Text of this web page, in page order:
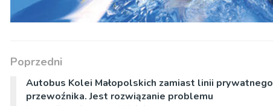
Poprzedni
Autobus Kolei Małopolskich zamiast linii prywatnego
przewoźnika. Jest rozwiązanie problemu